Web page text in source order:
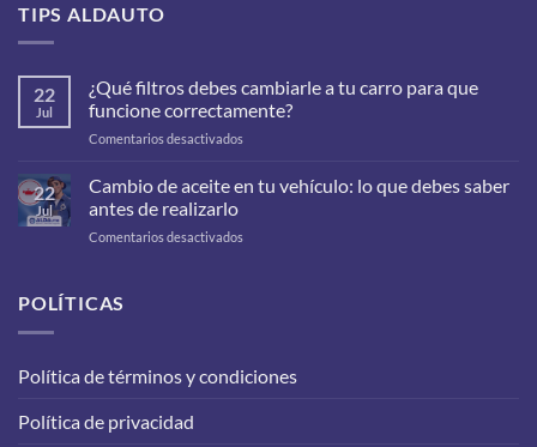
TIPS ALDAUTO
22
Jul
¿Qué filtros debes cambiarle a tu carro para que
funcione correctamente?
Comentarios desactivados
filtros
a
22
Jul
Cambio de aceite en tu vehículo: lo que debes saber
antes de realizarlo
Comentarios desactivados
lo
POLÍTICAS
Política de términos y condiciones
Política de privacidad